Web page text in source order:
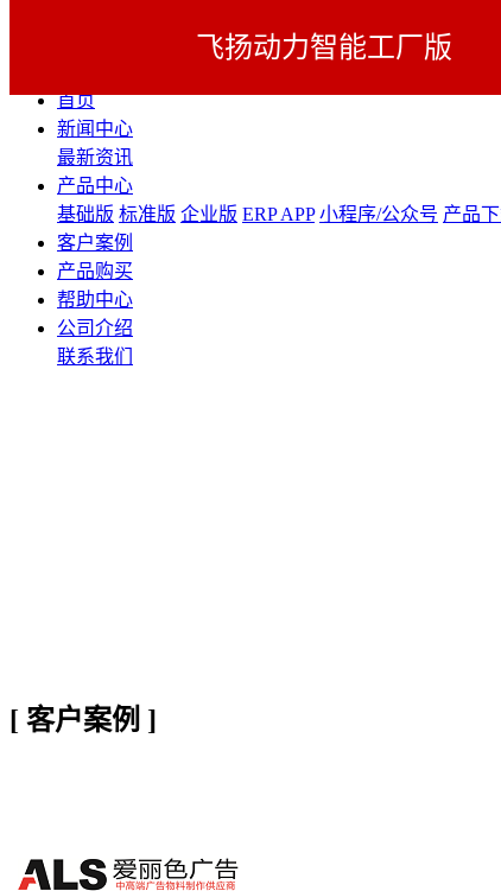
首页
新闻中心
最新资讯
产品中心
基础版 标准版 企业版 ERP APP 小程序/公众号 产品
客户案例
产品购买
帮助中心
公司介绍
联系我们
飞扬动力智能工厂版
[ 客户案例 ]